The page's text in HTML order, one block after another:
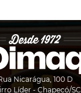
Nicarágua, 100 D
Líder - Chapecó/SC